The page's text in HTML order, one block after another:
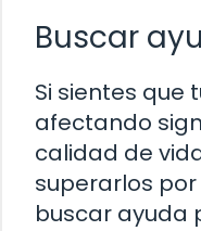
Buscar
Si sientes que
afectando
calidad de
superarlos
buscar ayuda